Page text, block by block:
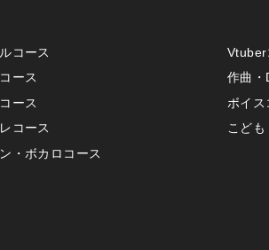
コース
ース
ース
コース
・ボカロコース
Vtuber
作曲・
ボイス
こど